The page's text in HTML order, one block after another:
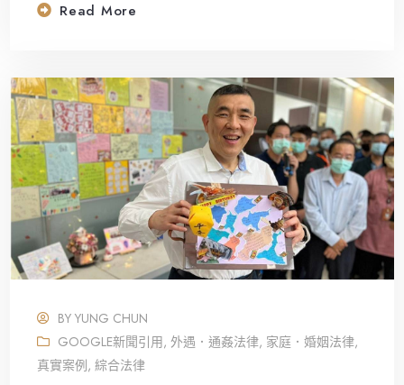
Read More
BYYUNG CHUN
GOOGLE新聞引用, 外遇．通姦法律, 家庭．婚姻法律,
真實案例,綜合法律